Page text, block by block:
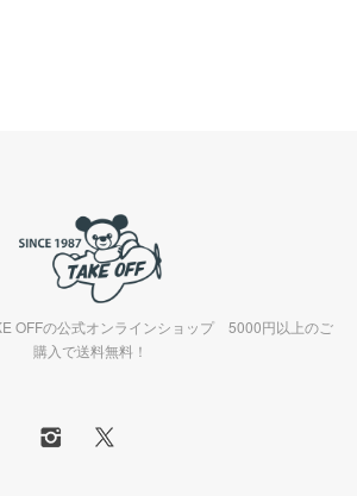
OFFの公式オンラインショップ 5000円以上のご
購入で送料無料！